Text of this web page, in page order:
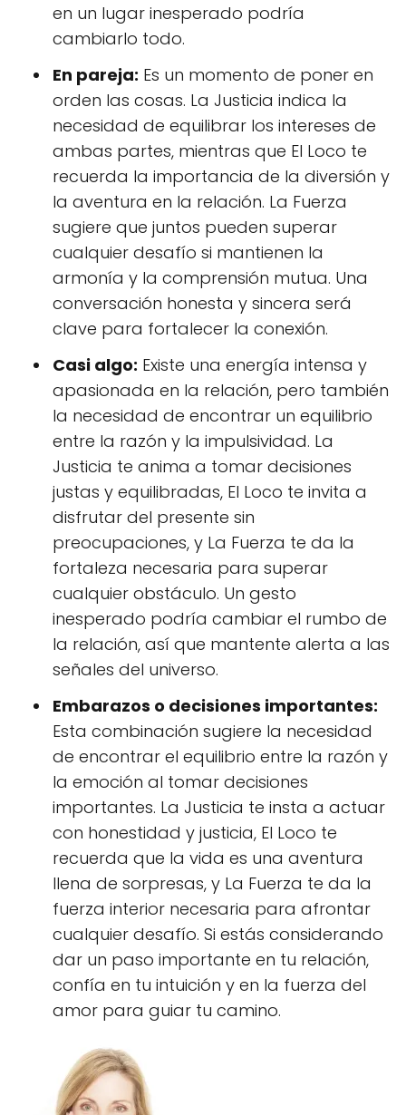
en un lugar inesperado podría
cambiarlo todo.
En pareja: Es un momento de poner en
orden las cosas. La Justicia indica la
necesidad de equilibrar los intereses de
ambas partes, mientras que El Loco te
recuerda la importancia de la diversión y
la aventura en la relación. La Fuerza
sugiere que juntos pueden superar
cualquier desafío si mantienen la
armonía y la comprensión mutua. Una
conversación honesta y sincera será
clave para fortalecer la conexión.
Casi algo: Existe una energía intensa y
apasionada en la relación, pero también
la necesidad de encontrar un equilibrio
entre la razón y la impulsividad. La
Justicia te anima a tomar decisiones
justas y equilibradas, El Loco te invita a
disfrutar del presente sin
preocupaciones, y La Fuerza te da la
fortaleza necesaria para superar
cualquier obstáculo. Un gesto
inesperado podría cambiar el rumbo de
la relación, así que mantente alerta a las
señales del universo.
Embarazos o decisiones importantes:
Esta combinación sugiere la necesidad
de encontrar el equilibrio entre la razón y
la emoción al tomar decisiones
importantes. La Justicia te insta a actuar
con honestidad y justicia, El Loco te
recuerda que la vida es una aventura
llena de sorpresas, y La Fuerza te da la
fuerza interior necesaria para afrontar
cualquier desafío. Si estás considerando
dar un paso importante en tu relación,
confía en tu intuición y en la fuerza del
amor para guiar tu camino.